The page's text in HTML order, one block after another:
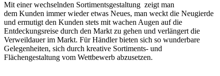
Mit einer wechselnden Sortimentsgestaltung zeigt man
dem Kunden immer wieder etwas Neues, man weckt die Neugierde
und ermutigt den Kunden stets mit wachen Augen auf die
Entdeckungsreise durch den Markt zu gehen und verlängert die
Verweildauer im Markt. Für Händler bieten sich so wunderbare
Gelegenheiten, sich durch kreative Sortiments- und
Flächengestaltung vom Wettbewerb abzusetzen.